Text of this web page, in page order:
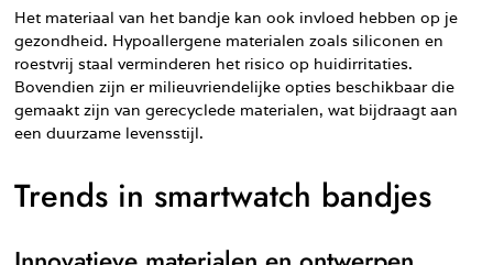
Het materiaal van het bandje kan ook invloed hebben op je
gezondheid. Hypoallergene materialen zoals siliconen en
roestvrij staal verminderen het risico op huidirritaties.
Bovendien zijn er milieuvriendelijke opties beschikbaar die
gemaakt zijn van gerecyclede materialen, wat bijdraagt aan
een duurzame levensstijl.
Trends in smartwatch bandjes